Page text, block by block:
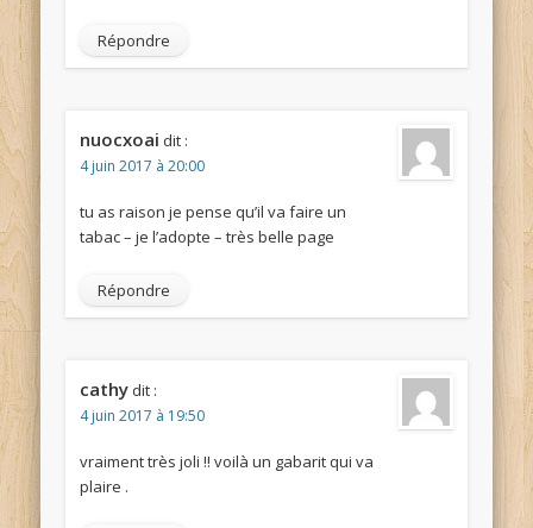
Répondre
nuocxoai dit :
4 juin 2017 à 20:00
tu as raison je pense qu’il va faire un
tabac – je l’adopte – très belle page
Répondre
cathy dit :
4 juin 2017 à 19:50
vraiment très joli !! voilà un gabarit qui va
plaire .